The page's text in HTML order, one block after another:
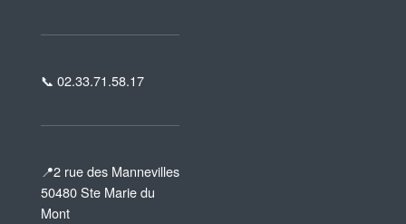
📞 02.33.71.58.17
📍2 rue des Mannevilles
50480 Ste Marie du
Mont